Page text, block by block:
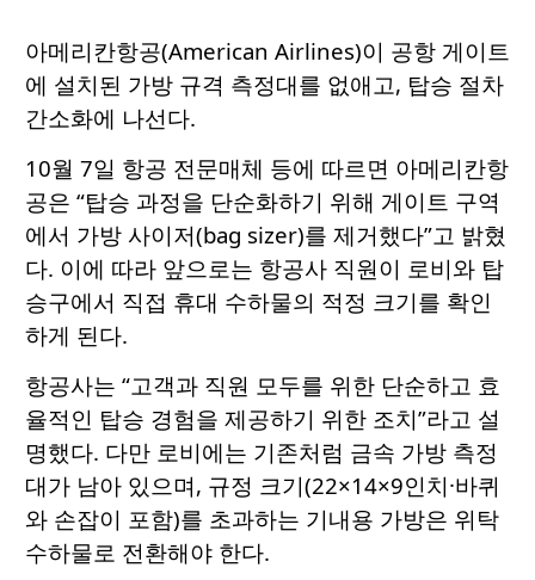
아메리칸항공(American Airlines)이 공항 게이트
에 설치된 가방 규격 측정대를 없애고, 탑승 절차
간소화에 나선다.
10월 7일 항공 전문매체 등에 따르면 아메리칸항
공은 “탑승 과정을 단순화하기 위해 게이트 구역
에서 가방 사이저(bag sizer)를 제거했다”고 밝혔
다. 이에 따라 앞으로는 항공사 직원이 로비와 탑
승구에서 직접 휴대 수하물의 적정 크기를 확인
하게 된다.
항공사는 “고객과 직원 모두를 위한 단순하고 효
율적인 탑승 경험을 제공하기 위한 조치”라고 설
명했다. 다만 로비에는 기존처럼 금속 가방 측정
대가 남아 있으며, 규정 크기(22×14×9인치·바퀴
와 손잡이 포함)를 초과하는 기내용 가방은 위탁
수하물로 전환해야 한다.